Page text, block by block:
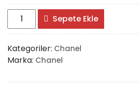
Chanel
Coco
bag
adet
Sepete Ekle
Kategoriler: Chanel
Marka: Chanel